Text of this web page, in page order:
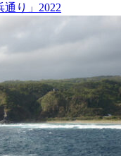
り」 2022